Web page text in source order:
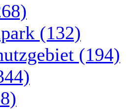
(132)
(194)